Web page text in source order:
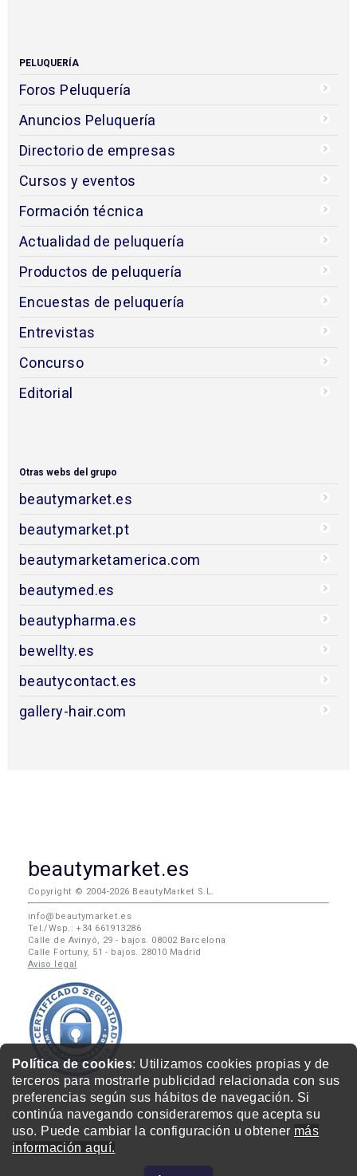
Política de cookies: Utilizamos cookies propias y de
terceros para mostrarle publicidad relacionada con sus
preferencias según sus hábitos de navegación. Si
continúa navegando consideraremos que acepta su
uso. Puede cambiar la configuración u obtener más
información aquí.
PELUQUERÍA
Foros Peluquería
Anuncios Peluquería
Directorio de empresas
Cursos y eventos
Formación técnica
Actualidad de peluquería
Productos de peluquería
Encuestas de peluquería
Entrevistas
Concurso
Editorial
Otras webs del grupo
beautymarket.es
beautymarket.pt
beautymarketamerica.com
beautymed.es
beautypharma.es
bewellty.es
beautycontact.es
gallery-hair.com
beautymarket.es
Copyright © 2004-2026 BeautyMarket S.L.
info@beautymarket.es
Tel./Wsp.: +34 661913286
Calle de Avinyó, 29 - bajos. 08002 Barcelona
Calle Fortuny, 51 - bajos. 28010 Madrid
Aviso legal